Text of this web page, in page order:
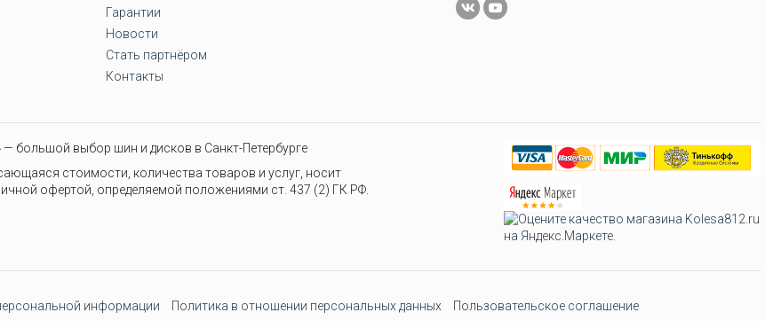
Гарантии
Новости
Стать партнёром
Контакты
большой выбор шин и дисков в Санкт-Петербурге
стоимости, количества товаров и услуг, носит
офертой, определяемой положениями ст. 437 (2) ГК РФ.
информации Политика в отношении персональных данных Пользовательское соглашение